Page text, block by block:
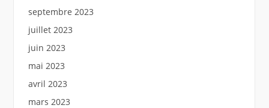
septembre 2023
juillet 2023
juin 2023
mai 2023
avril 2023
mars 2023